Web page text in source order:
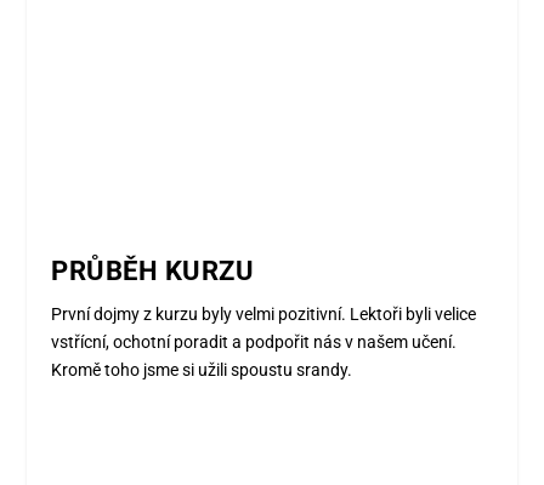
PRŮBĚH KURZU
První dojmy z kurzu byly velmi pozitivní. Lektoři byli velice
vstřícní, ochotní poradit a podpořit nás v našem učení.
Kromě toho jsme si užili spoustu srandy.